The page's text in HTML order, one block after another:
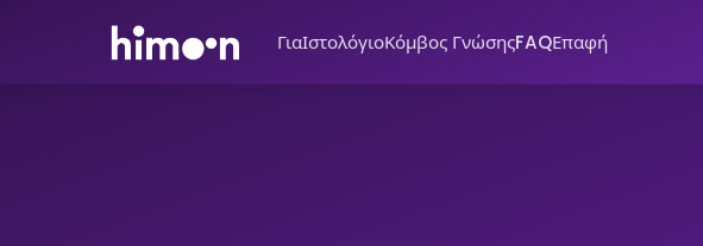
ΓιαΙστολόγιοΚόμβος ΓνώσηςFAQΕπαφή